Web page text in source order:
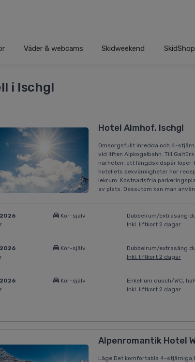
Väder & webcams Skidweekend SkidShop
i Ischgl
Hotel Almhof, Ischgl
Omsorgsfullt inredda och 4-
vid liften Alpkogelbahn. Till
närheten: ett längdskidspår löper
hotellets bekvämligheter hör
lekrum. Kostnadsfria
av plats. Dessutom kan man
Kör-själv
Dubbelrum/extrasäng
Inkl. liftkort 2 dagar
Kör-själv
Dubbelrum/extrasäng
Inkl. liftkort 2 dagar
Kör-själv
Enkelrum dusch/WC,
Inkl. liftkort 2 dagar
Alpenromantik Hotel
Läge Det komfortabla 4-stjärniga